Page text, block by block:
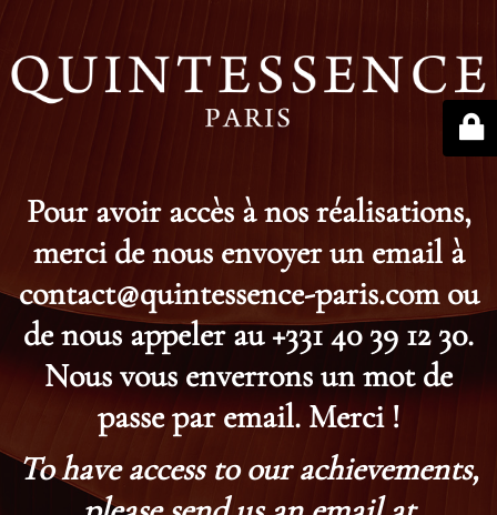
Pour avoir accès à nos réalisations,
merci de nous envoyer un email à
contact@quintessence-paris.com ou
de nous appeler au +331 40 39 12 30.
Nous vous enverrons un mot de
passe par email. Merci !
To have access to our achievements,